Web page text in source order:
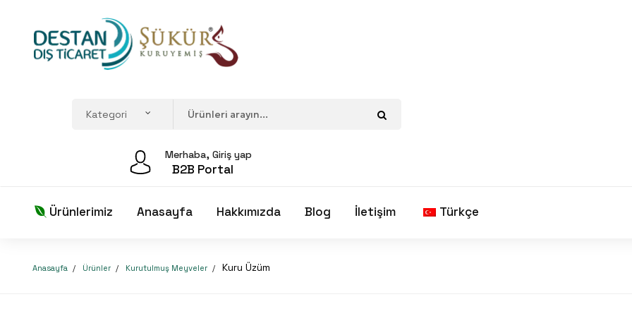
Merhaba, Giriş yap
B2B Portal
Ürünlerimiz Anasayfa Hakkımızda Blog İletişim Türkçe
Anasayfa Ürünler Kurutulmuş Meyveler Kuru Üzüm